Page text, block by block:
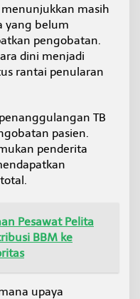
masih
yang belum
pengobatan.
dini menjadi
rantai penularan
TB
pasien.
penderita
Pesawat Pelita
BBM ke
upaya